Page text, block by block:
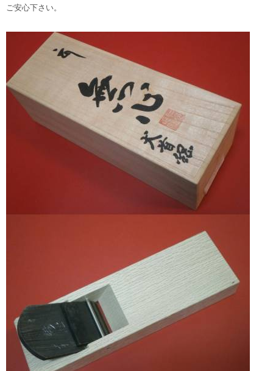
ご安心下さい。